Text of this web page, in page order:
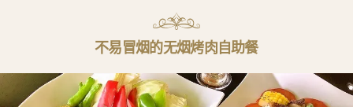
不易冒烟的无烟烤肉自助餐